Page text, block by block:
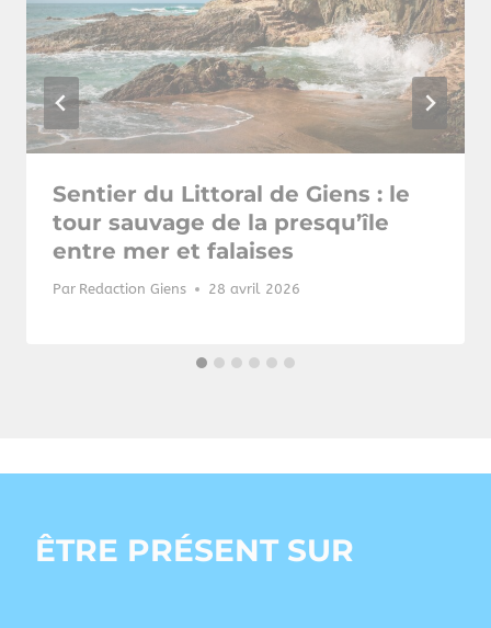
Sentier du Littoral de Giens : le
tour sauvage de la presqu’île
entre mer et falaises
Par Redaction Giens 28 avril 2026
ÊTRE PRÉSENT SUR